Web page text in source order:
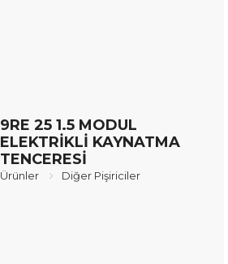
9RE 25 1.5 MODUL
ELEKTRİKLİ KAYNATMA
TENCERESİ
Ürünler Diğer Pişiriciler